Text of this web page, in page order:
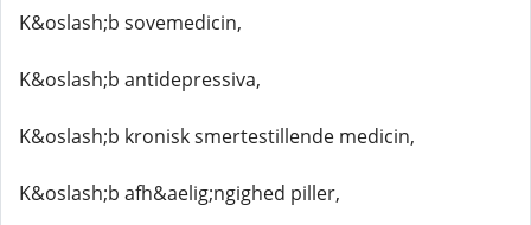
K&oslash;b sovemedicin,
K&oslash;b antidepressiva,
K&oslash;b kronisk smertestillende medicin,
K&oslash;b afh&aelig;ngighed piller,